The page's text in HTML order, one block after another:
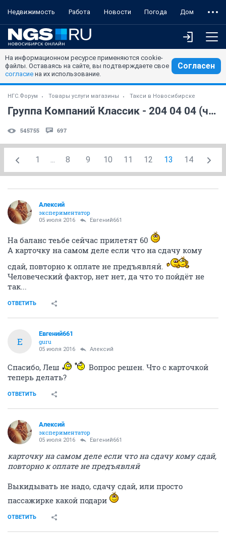
Недвижимость Работа Новости Погода Дом
На информационном ресурсе применяются cookie-
файлы. Оставаясь на сайте, вы подтверждаете свое
согласие на их использование.
Согласен
НГС.Форум Товары услуги магазины Такси в Новосибирске
Группа Компаний Классик - 204 04 04 (часть 2)
545755 697
1 ... 8 9 10 11 12 13 14
Алексий
экспериментатор
05 июля 2016 Евгений661
На баланс теьбе сейчас прилетят 60
А карточку на самом деле если что на сдачу кому
сдай, повторно к оплате не предъявляй.
Человеческий фактор, нет нет, да что то пойдёт не
так...
ОТВЕТИТЬ
Е
Евгений661
guru
05 июля 2016 Алексий
Спасибо, Леш
Вопрос решен. Что с карточкой
теперь делать?
ОТВЕТИТЬ
Алексий
экспериментатор
05 июля 2016 Евгений661
карточку на самом деле если что на сдачу кому сдай,
повторно к оплате не предъявляй
Выкидывать не надо, сдачу сдай, или просто
пассажирке какой подари
ОТВЕТИТЬ